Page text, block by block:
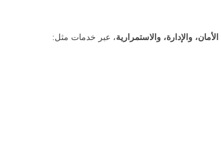
الأمان، والإدارة، والاستمرارية، عبر خدمات مثل: